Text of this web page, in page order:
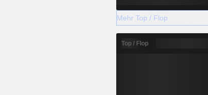
Mehr Top / Flop
Top / Flop